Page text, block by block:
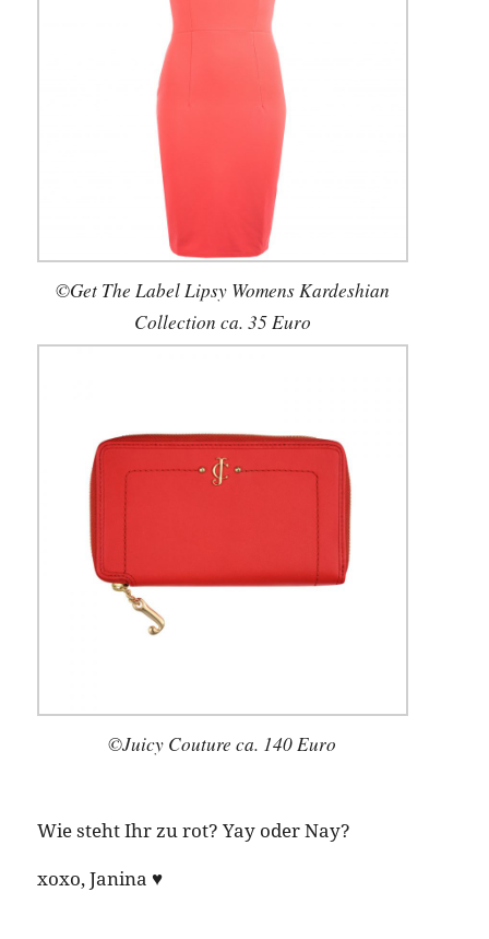
©Get The Label Lipsy Womens Kardeshian
Collection ca. 35 Euro
©Juicy Couture ca. 140 Euro
Wie steht Ihr zu rot? Yay oder Nay?
xoxo, Janina ♥︎